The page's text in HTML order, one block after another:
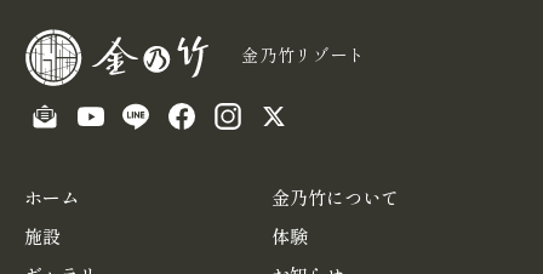
金乃竹リゾート
ホーム
金乃竹について
施設
体験